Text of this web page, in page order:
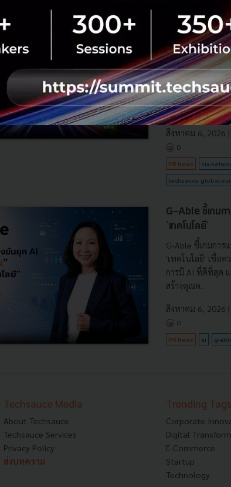
SIX Network
มือปีที่ 4 นำ
ระดับประสบก
Summit 2026
SIX Network ผนึก
Techsauce
to The Next…" จั
ณ ศูนย์การประชุม
สิงหาคม 6, 2026
0
PR News six-
techsauce-global-
G-Able ชี้เกมก
'เทคโนโลยี'
G-Able ชี้เกมกา
'เทคโนโลยี' เชื่อ
การมี AI ที่ดีที่สุด
สร้างคุณค...
สิงหาคม 6, 2026
0
PR News ai g-
Techsauce Media
About Techsauce
Techsauce Services
Privacy Policy
ส่งบทความ
Trending Tags
Corporate
Digital
E-Commerce
Startup
Technology